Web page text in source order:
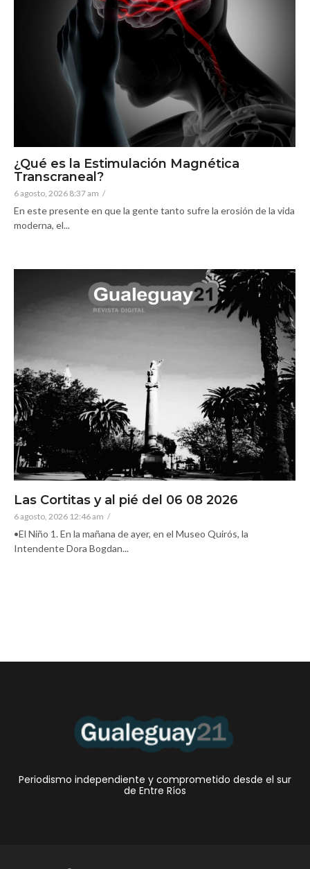
¿Qué es la Estimulación Magnética
Transcraneal?
6 agosto, 2026 8:37 am /
En este presente en que la gente tanto sufre la erosión de la vida
moderna, el...
Las Cortitas y al pié del 06 08 2026
6 agosto, 2026 12:46 am /
•El Niño 1. En la mañana de ayer, en el Museo Quirós, la
Intendente Dora Bogdan...
Periodismo independiente y comprometido desde el sur
de Entre Ríos